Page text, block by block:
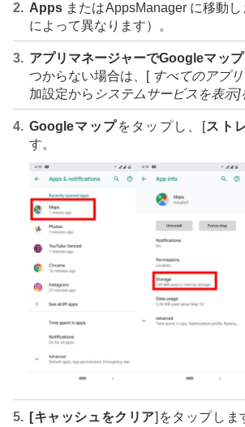
Apps またはAppsManager に移動し
によって異なります）。
アプリマネージャーでGoogleマップ
つからない場合は、[ すべてのアプ
加設定から システムサービスを表示]
Googleマップをタップし、[スト
す。
[キャッシュをクリア ]をタップしま